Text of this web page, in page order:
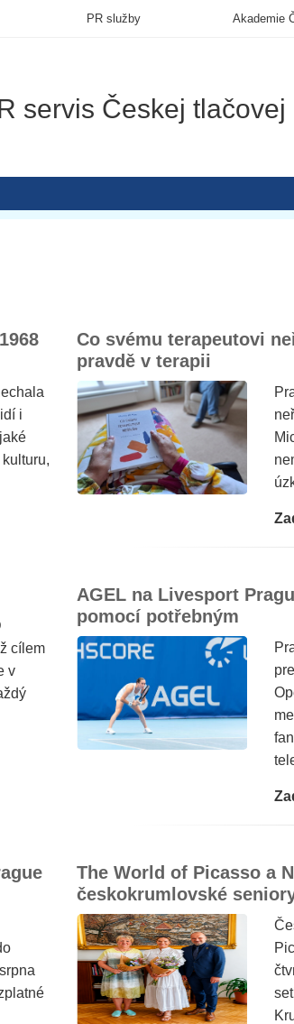
servis Českej
PR služby Akademie
i
Co svému terapeutovi
pravdě v terapii
cílem
v
AGEL na Livesport
pomocí potřebným
The World of Picasso a
českokrumlovské